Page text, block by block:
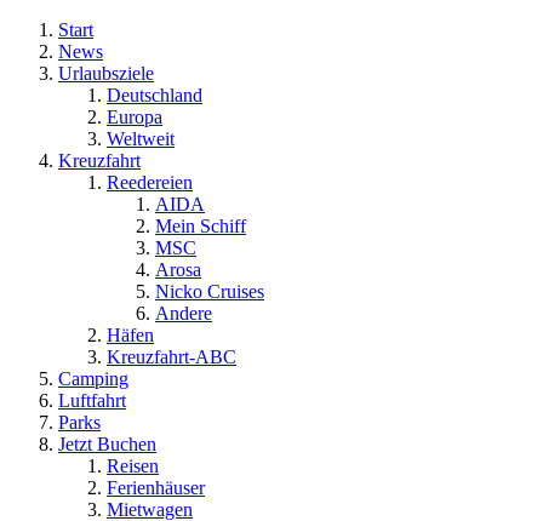
Start
News
Urlaubsziele
Deutschland
Europa
Weltweit
Kreuzfahrt
Reedereien
AIDA
Mein Schiff
MSC
Arosa
Nicko Cruises
Andere
Häfen
Kreuzfahrt-ABC
Camping
Luftfahrt
Parks
Jetzt Buchen
Reisen
Ferienhäuser
Mietwagen